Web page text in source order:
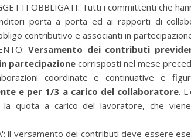
OBBLIGATI: Tutti i committenti che
porta a porta ed ai rapporti di
contributivo e associanti in
Versamento dei contributi
partecipazionecorrisposti nel mese
coordinate e continuative e
e per 1/3 a carico del collaboratore.
la quota a carico del lavoratore, che
il versamento dei contributi deve essere